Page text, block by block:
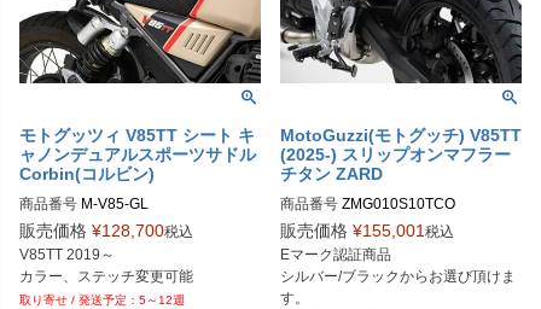
モトグッツィ V85TT シート キ
ャノンデュアルスポーツサドル
Corbin(コルビン)
商品番号 M-V85-GL
販売価格 ¥128,700税込
V85TT 2019～
カラー、ステッチ変更可能
5～12週
MotoGuzzi(モトグッチ) V85TT
(2025-) スリップオンマフラー
チタン ZARD
商品番号 ZMG010S10TCO
販売価格 ¥155,001税込
Eマーク認証商品
シルバー/ブラックからお選び頂けま
す。